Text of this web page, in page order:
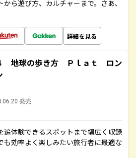
ら遊び方、カルチャーまで。さあ、
詳細を見る
地球の歩き方 Ｐｌａｔ ロン
発売
追体験できるスポットまで幅広く収録
も効率よく楽しみたい旅行者に最適な